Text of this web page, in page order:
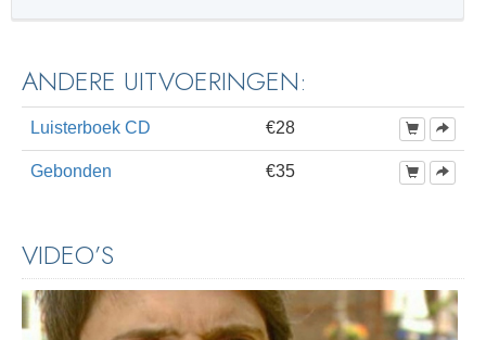
ANDERE UITVOERINGEN:
Luisterboek CD €28
Gebonden €35
VIDEO’S